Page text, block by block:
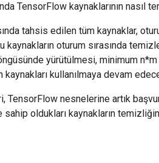
TensorFlow kaynaklarının nasıl
tahsis edilen tüm kaynaklar,
kaynakların oturum sırasında
yürütülmesi, minimum
kullanılmaya devam
TensorFlow nesnelerine artık
oldukları kaynakların